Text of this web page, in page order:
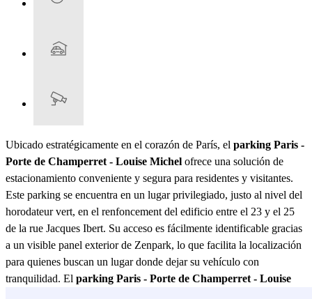
Ubicado estratégicamente en el corazón de París, el parking Paris -
Porte de Champerret - Louise Michel ofrece una solución de
estacionamiento conveniente y segura para residentes y visitantes.
Este parking se encuentra en un lugar privilegiado, justo al nivel del
horodateur vert, en el renfoncement del edificio entre el 23 y el 25
de la rue Jacques Ibert. Su acceso es fácilmente identificable gracias
a un visible panel exterior de Zenpark, lo que facilita la localización
para quienes buscan un lugar donde dejar su vehículo con
tranquilidad. El parking Paris - Porte de Champerret - Louise